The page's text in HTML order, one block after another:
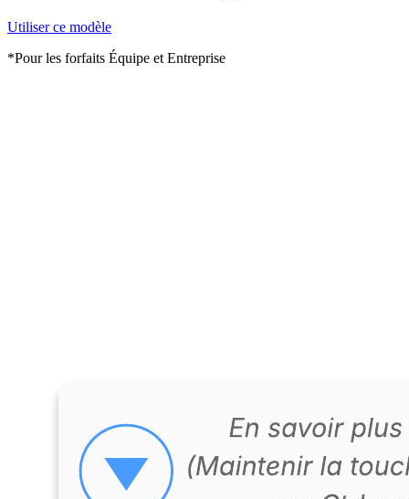
Utiliser ce modèle
*Pour les forfaits Équipe et Entreprise